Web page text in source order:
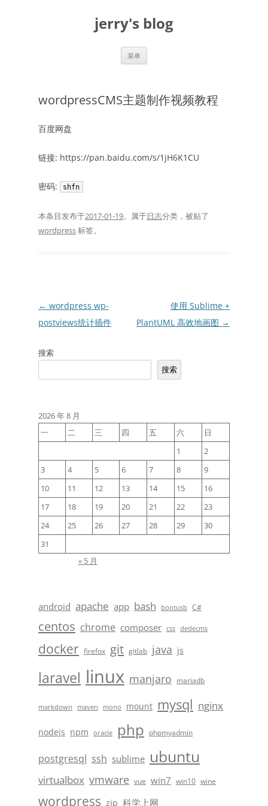
jerry's blog
菜单
wordpressCMS主题制作视频教程
百度网盘
链接: https://pan.baidu.com/s/1jH6K1CU
密码: shfn
本条目发布于2017-01-19。属于日志分类，被贴了
wordpress标签。
文
章
航
← wordpress wp-
postviews统计插件
使用 Sublime +
PlantUML 高效地画图 →
搜索
搜索
2026 年 8 月
一
二 三 四 五 六
日
1
2
3
4 5 6 7 8
9
10
11 12 13 14 15
16
17
18 19 20 21 22
23
24
25 26 27 28 29
30
31
« 5 月
android apache app bash bootusb C#
centos chrome composer css dedecms
docker firefox git gitlab java js
laravel linux manjaro mariadb
markdown maven mono mount mysql nginx
nodejs npm oracle php phpmyadmin
postgresql ssh sublime ubuntu
virtualbox vmware vue win7 win10 wine
wordpress zip 科学上网